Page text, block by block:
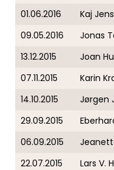
01.06.2016
Kaj
09.05.2016
Jonas
13.12.2015
Joan
07.11.2015
Karin
14.10.2015
Jørgen
29.09.2015
06.09.2015
22.07.2015
Lars V.